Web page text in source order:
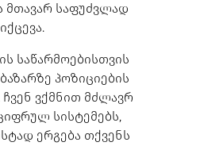
მთავარ საფუძვლად
იქცევა.
საწარმოებისთვის
პოზიციების
ჩვენ ვქმნით მძლავრ
სისტემებს,
ერგება თქვენს